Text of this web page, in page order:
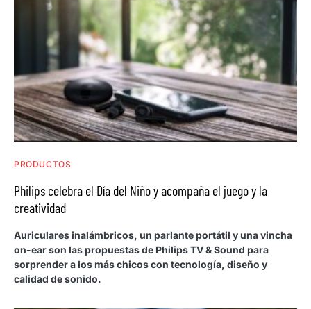
PRODUCTOS
Philips celebra el Día del Niño y acompaña el juego y la
creatividad
Auriculares inalámbricos, un parlante portátil y una vincha
on-ear son las propuestas de Philips TV & Sound para
sorprender a los más chicos con tecnología, diseño y
calidad de sonido.